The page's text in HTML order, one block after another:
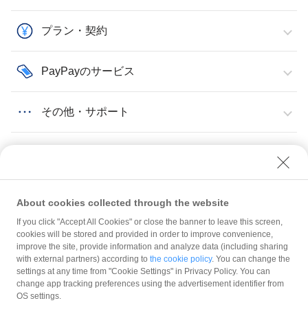
プラン・契約
PayPayのサービス
その他・サポート
登録情報の確認・変更
ストア情報
PayPayアプリに表示される店舗の情報を設定する（PayPayマイストアの設定）
規約
ガイドライン
About cookies collected through the website
If you click "Accept All Cookies" or close the banner to leave this screen,
cookies will be stored and provided in order to improve convenience,
improve the site, provide information and analyze data (including sharing
with external partners) according to the cookie policy. You can change the
settings at any time from "Cookie Settings" in Privacy Policy. You can
change app tracking preferences using the advertisement identifier from
OS settings.